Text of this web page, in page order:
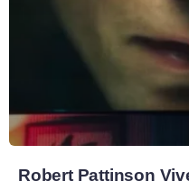
Robert Pattinson